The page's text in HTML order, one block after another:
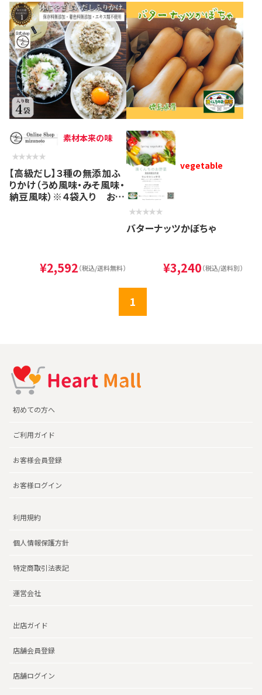
素材本来の味
【高級だし】３種の無添加ふ
りかけ（うめ風味・みそ風味・
納豆風味）※４袋入り お中
¥2,592（税込/送料無料）
vegetable
バターナッツかぼちゃ
¥3,240（税込/送料別）
1
初めての方へ
ご利用ガイド
お客様会員登録
お客様ログイン
利用規約
個人情報保護方針
特定商取引法表記
運営会社
出店ガイド
店舗会員登録
店舗ログイン